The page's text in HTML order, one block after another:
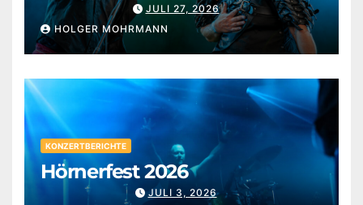
JULI 27, 2026
HOLGER MOHRMANN
KONZERTBERICHTE
Hörnerfest 2026
JULI 3, 2026